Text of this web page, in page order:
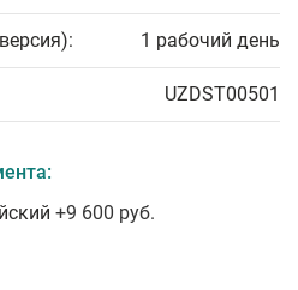
1 рабочий день
UZDST00501
+9 600 руб.